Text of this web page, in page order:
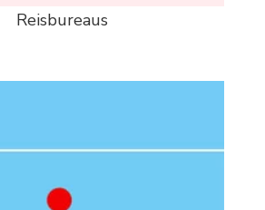
Reisbureaus